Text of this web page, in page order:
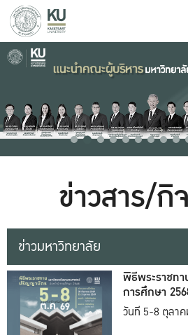
ข่าวสาร/กิ
ข่าวมหาวิทยาลัย
พิธีพระราชท
การศึกษา
วันที่ 5-8 ตุลา